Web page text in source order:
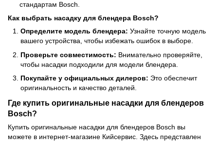
стандартам Bosch.
Как выбрать насадку для блендера Bosch?
Определите модель блендера: Узнайте точную модель
вашего устройства, чтобы избежать ошибок в выборе.
Проверьте совместимость: Внимательно проверяйте,
чтобы насадки подходили для модели блендера.
Покупайте у официальных дилеров: Это обеспечит
оригинальность и качество деталей.
Где купить оригинальные насадки для блендеров
Bosch?
Купить оригинальные насадки для блендеров Bosch вы
можете в интернет-магазине Кийсервис. Здесь представлен